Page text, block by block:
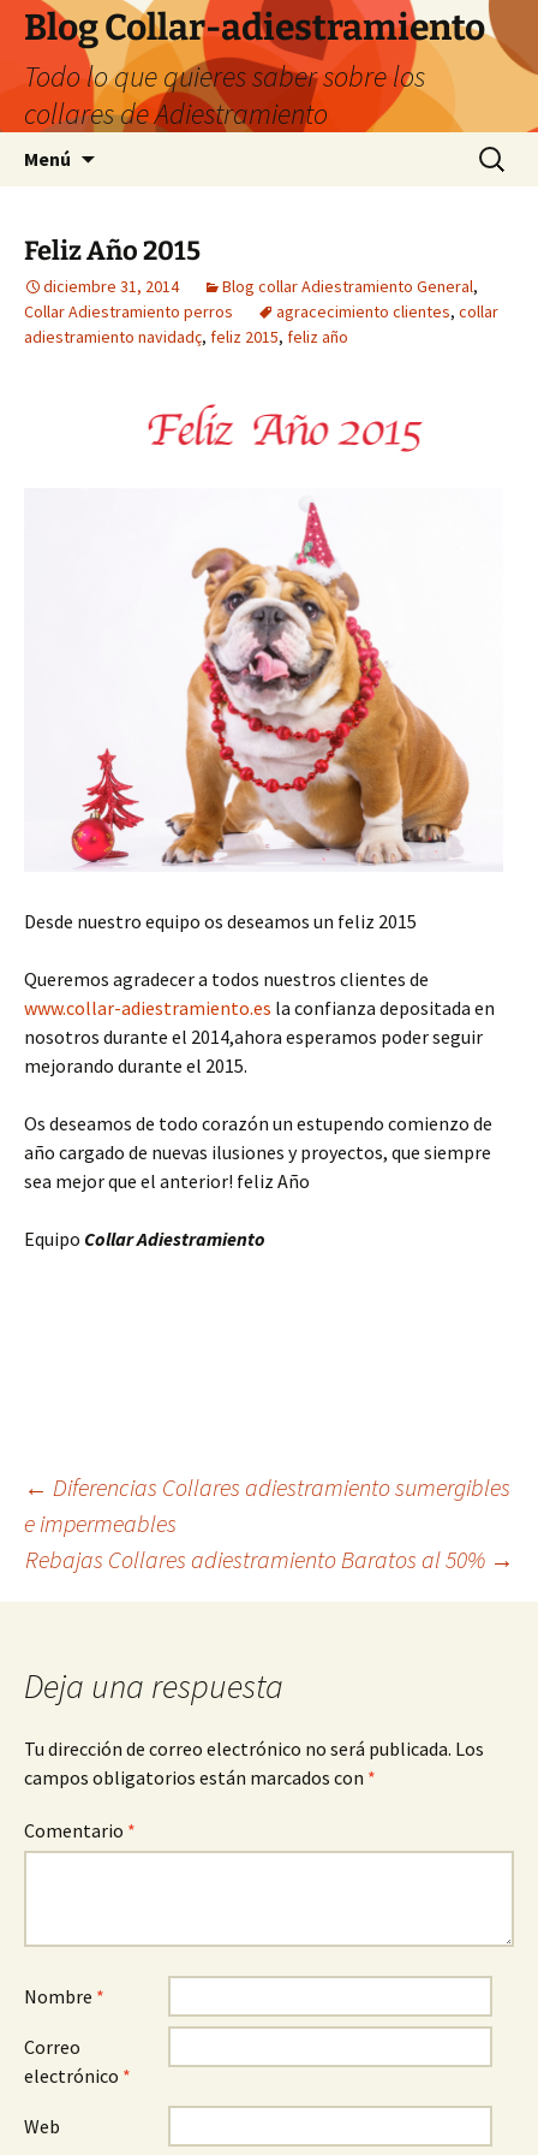
Saltar
contenido
Blog Collar-adiestramiento
Todo lo que quieres saber sobre los
collares de Adiestramiento
Menú Buscar:
Feliz Año 2015
diciembre 31, 2014 Blog collar Adiestramiento General,
Collar Adiestramiento perros
agracecimiento clientes, collar
adiestramiento navidadç, feliz 2015, feliz año
Desde nuestro equipo os deseamos un feliz 2015
Queremos agradecer a todos nuestros clientes de
www.collar-adiestramiento.es la confianza depositada en
nosotros durante el 2014,ahora esperamos poder seguir
mejorando durante el 2015.
Os deseamos de todo corazón un estupendo comienzo de
año cargado de nuevas ilusiones y proyectos, que siempre
sea mejor que el anterior! feliz Año
Equipo Collar Adiestramiento
Navegación
de
← Diferencias Collares adiestramiento sumergibles
e impermeables
Rebajas Collares adiestramiento Baratos al 50% →
Deja una respuesta
Tu dirección de correo electrónico no será publicada. Los
campos obligatorios están marcados con *
Comentario *
Nombre *
Correo
electrónico *
Web